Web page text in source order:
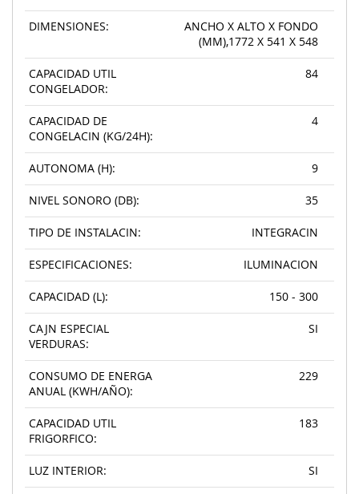
DIMENSIONES:
ANCHO X ALTO X FONDO
(MM),1772 X 541 X 548
CAPACIDAD UTIL
CONGELADOR:
84
CAPACIDAD DE
CONGELACIN (KG/24H):
4
AUTONOMA (H): 9
NIVEL SONORO (DB): 35
TIPO DE INSTALACIN: INTEGRACIN
ESPECIFICACIONES: ILUMINACION
CAPACIDAD (L): 150 - 300
CAJN ESPECIAL
VERDURAS:
SI
CONSUMO DE ENERGA
ANUAL (KWH/AÑO):
229
CAPACIDAD UTIL
FRIGORFICO:
183
LUZ INTERIOR: SI